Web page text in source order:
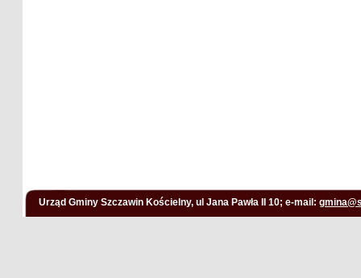
Urząd Gminy Szczawin Kościelny, ul Jana Pawła II 10; e-mail: